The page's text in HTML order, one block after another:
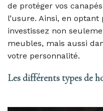
de protéger vos
l’usure. Ainsi, en
investissez non
meubles, mais aussi
votre personnalité.
Les différents types de